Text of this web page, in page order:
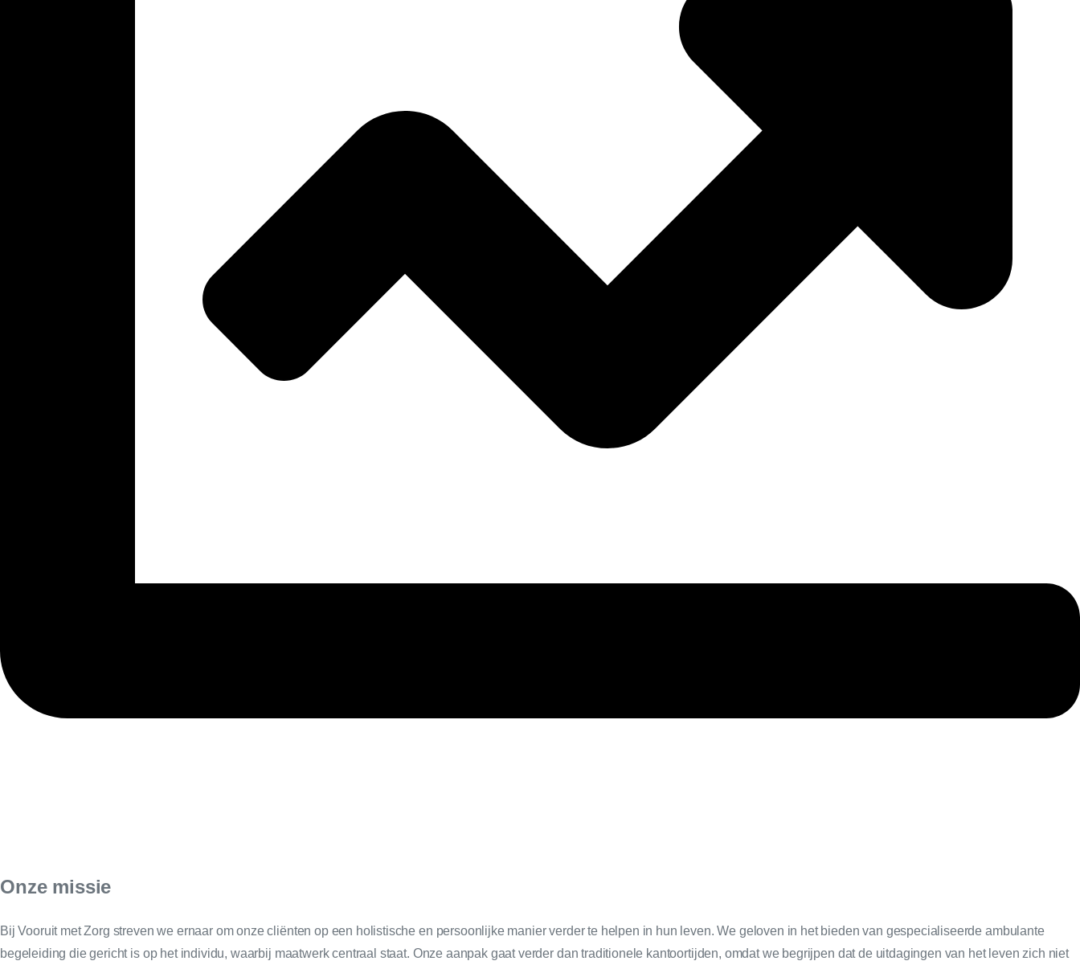
Onze missie
Bij Vooruit met Zorg streven we ernaar om onze cliënten op een holistische en persoonlijke manier verder te helpen in hun leven. We geloven in het bieden van gespecialiseerde ambulante
begeleiding die gericht is op het individu, waarbij maatwerk centraal staat. Onze aanpak gaat verder dan traditionele kantoortijden, omdat we begrijpen dat de uitdagingen van het leven zich niet